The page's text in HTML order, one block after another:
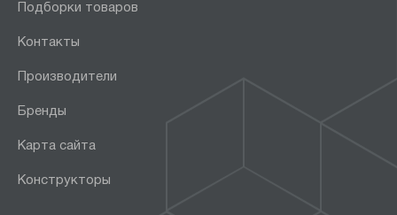
ЭПА
Подборки товаров
Контакты
Производители
Бренды
Карта сайта
Конструкторы